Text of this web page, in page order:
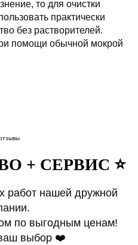
то для очистки
практически
без растворителей.
помощи обычной мокрой
+ СЕРВИС ⭐️
работ нашей дружной
по выгодным ценам!
выбор ❤️